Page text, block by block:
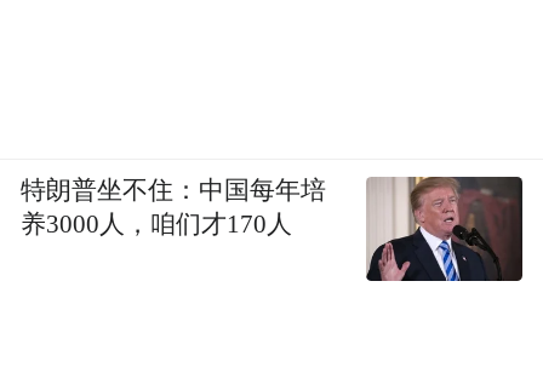
特朗普坐不住：中国每年培
养3000人，咱们才170人